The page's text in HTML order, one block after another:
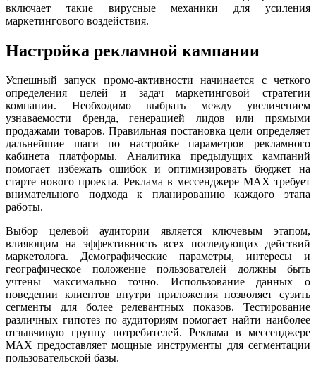
включает такие вирусные механики для усиления
маркетингового воздействия.
Настройка рекламной кампании
Успешный запуск промо-активности начинается с четкого
определения целей и задач маркетинговой стратегии
компании. Необходимо выбрать между увеличением
узнаваемости бренда, генерацией лидов или прямыми
продажами товаров. Правильная постановка цели определяет
дальнейшие шаги по настройке параметров рекламного
кабинета платформы. Аналитика предыдущих кампаний
помогает избежать ошибок и оптимизировать бюджет на
старте нового проекта. Реклама в мессенджере MAX требует
внимательного подхода к планированию каждого этапа
работы.
Выбор целевой аудитории является ключевым этапом,
влияющим на эффективность всех последующих действий
маркетолога. Демографические параметры, интересы и
географическое положение пользователей должны быть
учтены максимально точно. Использование данных о
поведении клиентов внутри приложения позволяет сузить
сегменты для более релевантных показов. Тестирование
различных гипотез по аудиториям помогает найти наиболее
отзывчивую группу потребителей. Реклама в мессенджере
MAX предоставляет мощные инструменты для сегментации
пользовательской базы.